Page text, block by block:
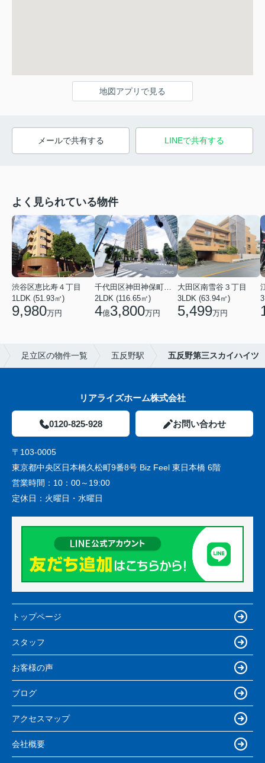
地図アプリで見る
メールで共有する LINEで共有する
よく見られている物件
渋谷区恵比寿４丁目
1LDK (51.93㎡)
9,980万円
千代田区神田神保町１丁目
2LDK (116.65㎡)
4億3,800万円
大田区南雪谷３丁目
3LDK (63.94㎡)
5,499万円
足立区の物件一覧 五反野駅 五反野第三スカイハイツ
リアライズホーム株式会社
0120-825-928 お問い合わせ
〒103-0005
東京都中央区日本橋久松町9番8号 Biz Feel 東日本橋 6階
営業時間： 10：00～19:00
定休日： 火曜日・水曜日
トップページ
スタッフ
お客様の声
ブログ
アクセスマップ
会社概要